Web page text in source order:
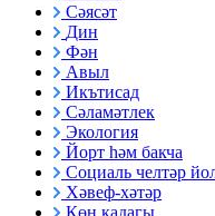
Сәясәт
Дин
Фән
Авыл
Икътисад
Сәламәтлек
Экология
Йорт һәм бакча
Социаль челтәр
Хәвеф-хәтәр
Көн кадагы